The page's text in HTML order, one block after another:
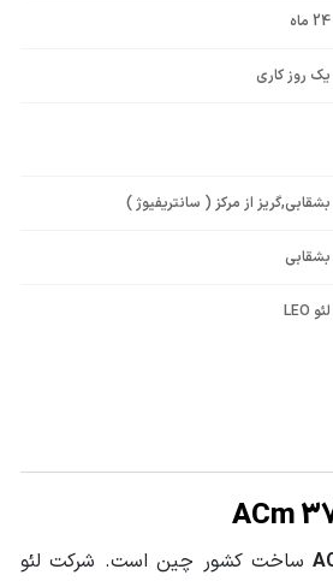
24 ماه
یک روز کاری
بشقابی,گریز از مرکز ( سانتریفیوژ )
بشقابی
لئو LEO
چدن ضد زنگ HT200
استیل 304 Stainless Steel AISI
ساخت کشور چین است. شرکت لئو